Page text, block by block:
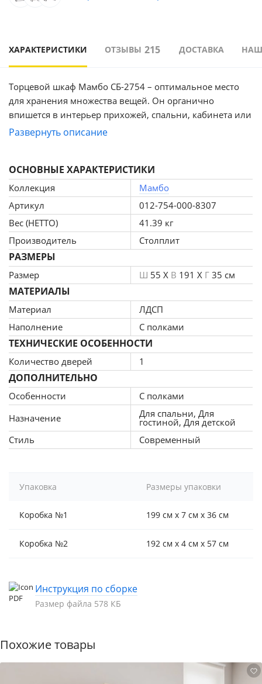
ХАРАКТЕРИСТИКИ ОТЗЫВЫ 215 ДОСТАВКА
Торцевой шкаф Мамбо СБ-2754 – оптимальное место
для хранения множества вещей. Он органично
впишется в интерьер прихожей, спальни, кабинета или
детской.
разделить на два отделения. Одно угловое с пятью
открытыми полками. Другое оснащено
вместительными полками и имеет две дверцы.
Произведен шкаф из современного и прочного КДСП.
Классическое исполнение, светлый оттенок
оформления «Дуб Сонома», подобранная фурнитура и
качественные крепёжные механизмы говорят о
достойном качестве торцевого шкафа Мамбо СБ-2754.
Развернуть описание
ОСНОВНЫЕ ХАРАКТЕРИСТИКИ
Коллекция
Мамбо
Артикул
012-754-000-8307
Вес (НЕТТО)
41.39 кг
Производитель
Столплит
РАЗМЕРЫ
Размер Ш 55 X В 191 X Г 35 см
МАТЕРИАЛЫ
Материал
ЛДСП
Наполнение
С полками
ТЕХНИЧЕСКИЕ ОСОБЕННОСТИ
Количество дверей 1
ДОПОЛНИТЕЛЬНО
Особенности
С полками
Назначение
Для спальни, Для
гостиной, Для детской
Стиль
Современный
Упаковка Размеры упаковки
Коробка №1 199 см x 7 см x 36 см
Коробка №2 192 см x 4 см x 57 см
Инструкция по сборке
Размер файла 578 КБ
Похожие товары